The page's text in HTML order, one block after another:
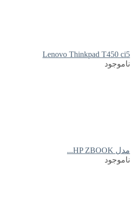
Lenovo Thinkpad T450 ci5
ناموجود
مدل HP ZBOOK...
ناموجود